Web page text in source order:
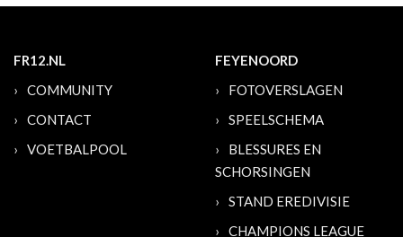
FR12.NL
COMMUNITY
CONTACT
VOETBALPOOL
FEYENOORD
FOTOVERSLAGEN
SPEELSCHEMA
BLESSURES EN
SCHORSINGEN
STAND EREDIVISIE
CHAMPIONS LEAGUE